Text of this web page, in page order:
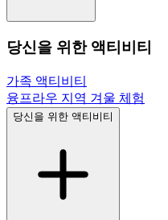
당신을 위한 액티비티
가족 액티비티
융프라우 지역 겨울 체험
당신을 위한 액티비티